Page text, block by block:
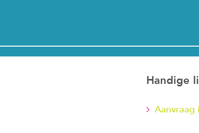
Handige
Aanvraag